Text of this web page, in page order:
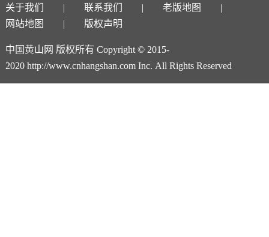
关于我们 联系我们
老版地图
网站地图
版权声明
中国黄山网 版权所有 Copyright © 2015-
2020 http://www.cnhangshan.com Inc. All Rights Reserved